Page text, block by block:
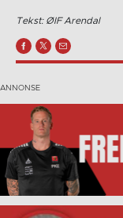
Tekst: ØIF Arendal